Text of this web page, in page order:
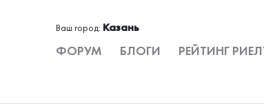
Ваш город: Казань
ФОРУМ БЛОГИ РЕЙТИНГ